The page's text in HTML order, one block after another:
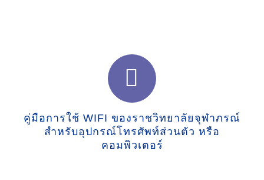
คู่มือการใช้ WIFI ของราชวิทยาลัยจุฬาภรณ์
สำหรับอุปกรณ์โทรศัพท์ส่วนตัว หรือ
คอมพิวเตอร์